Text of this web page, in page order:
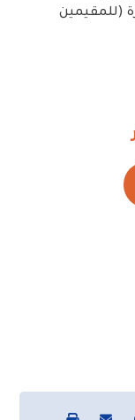
(للمقيمين